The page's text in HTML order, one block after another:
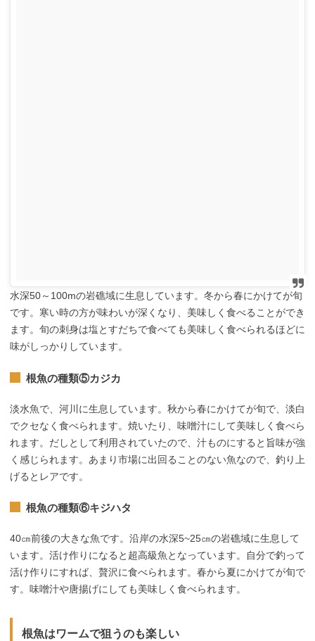
水深50～100mの岩礁域に生息しています。冬から春にかけてが旬
です。寒い時の方が味わいが深くなり、美味しく食べることができ
ます。旬の刺身は塩とすだちで食べても美味しく食べられるほどに
味がしっかりしています。
根魚の種類⑤カジカ
淡水魚で、河川に生息しています。秋から春にかけてが旬で、淡白
でクセなく食べられます。焼いたり、味噌汁にして美味しく食べら
れます。だしとして利用されていたので、汁ものにすると旨味が強
く感じられます。あまり市場に出回ることのない魚なので、釣り上
げるとレアです。
根魚の種類⑥キジハタ
40㎝前後の大きな魚です。沿岸の水深5~25㎝の岩礁域に生息して
います。活け作りになると超高級魚となっています。自分で釣って
活け作りにすれば、贅沢に食べられます。春から夏にかけてが旬で
す。味噌汁や唐揚げにしても美味しく食べられます。
根魚はワームで狙うのも楽しい